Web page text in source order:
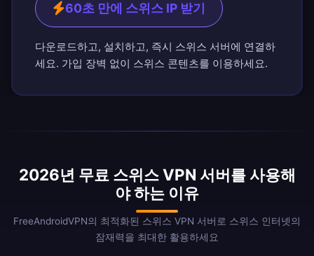
60초 만에 스위스 IP 받기
다운로드하고, 설치하고, 즉시 스위스 서버에 연결하
세요. 가입 장벽 없이 스위스 콘텐츠를 이용하세요.
2026년 무료 스위스 VPN 서버를 사용해
야 하는 이유
FreeAndroidVPN의 최적화된 스위스 VPN 서버로 스위스 인터넷의
잠재력을 최대한 활용하세요